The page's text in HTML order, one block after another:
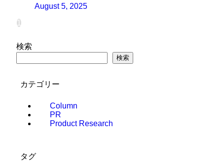
August 5, 2025
1
検索
検索
カテゴリー
Column
PR
Product Research
タグ